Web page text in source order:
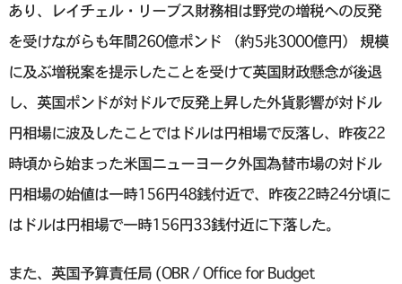
あり、レイチェル・リーブス財務相は野党の増税への反発
を受けながらも年間260億ポンド （約5兆3000億円） 規模
に及ぶ増税案を提示したことを受けて英国財政懸念が後退
し、英国ポンドが対ドルで反発上昇した外貨影響が対ドル
円相場に波及したことではドルは円相場で反落し、昨夜22
時頃から始まった米国ニューヨーク外国為替市場の対ドル
円相場の始値は一時156円48銭付近で、昨夜22時24分頃に
はドルは円相場で一時156円33銭付近に下落した。
また、英国予算責任局 (OBR / Office for Budget